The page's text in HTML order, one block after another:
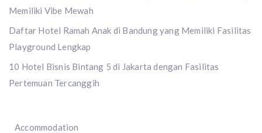
Memiliki Vibe Mewah
Daftar Hotel Ramah Anak di Bandung yang Memiliki Fasilitas
Playground Lengkap
10 Hotel Bisnis Bintang 5 di Jakarta dengan Fasilitas
Pertemuan Tercanggih
Accommodation